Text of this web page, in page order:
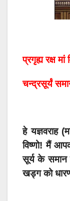
प्रगृह्य रक्ष
चन्द्रसूर्यं
हे यज्ञवराह
विष्णो! मैं
सूर्य के समान
खड्ग को